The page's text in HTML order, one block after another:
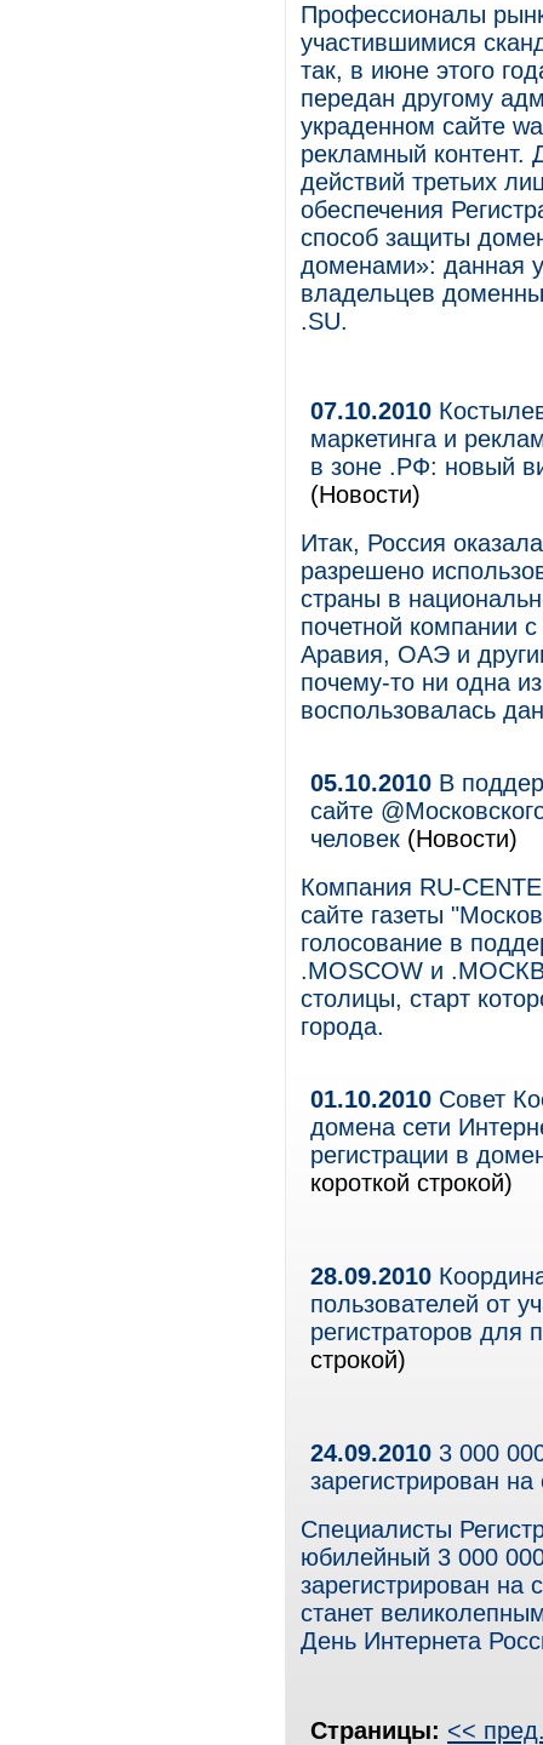
Профессионалы
участившимися
так, в июне этого
передан другому
украденном сайте
рекламный
действий третьих
обеспечения
способ защиты
доменами»: данная
владельцев
.SU.
07.10.2010
маркетинга и
в зоне .РФ: новый
(Новости)
Итак, Россия
разрешено
страны в
почетной компании
Аравия, ОАЭ и
почему-то ни одна
воспользовалась
05.10.2010 В
сайте
человек (Новости)
Компания RU-
сайте газеты
голосование в
.MOSCOW и
столицы, старт
города.
01.10.2010 Совет
домена сети
регистрации в
короткой строкой)
28.09.2010
пользователей от
регистраторов для
строкой)
24.09.2010 3 000
зарегистрирован
Специалисты
юбилейный 3 000
зарегистрирован
станет
День Интернета
Страницы: <<